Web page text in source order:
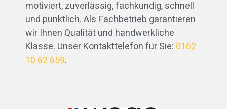
motiviert, zuverlässig, fachkundig, schnell
und pünktlich. Als Fachbetrieb garantieren
wir Ihnen Qualität und handwerkliche
Klasse. Unser Kontakttelefon für Sie: 0162
10 62 659.